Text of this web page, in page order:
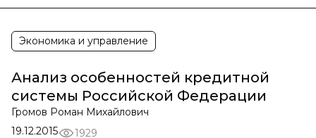
Экономика и управление
Анализ особенностей кредитной
системы Российской Федерации
Громов Роман Михайлович
19.12.2015
1929